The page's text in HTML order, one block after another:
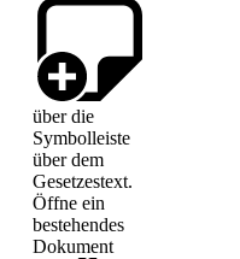
über die
Symbolleiste
über dem
Gesetzestext.
Öffne ein
bestehendes
Dokument